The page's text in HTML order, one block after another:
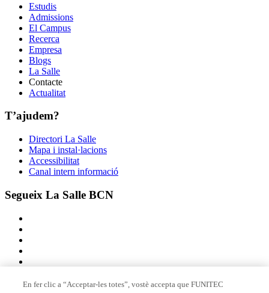
Estudis
Admissions
El Campus
Recerca
Empresa
Blogs
La Salle
Contacte
Actualitat
T’ajudem?
Directori La Salle
Mapa i instal·lacions
Accessibilitat
Canal intern informació
Segueix La Salle BCN
En fer clic a “Acceptar-les totes”, vostè accepta que FUNITEC